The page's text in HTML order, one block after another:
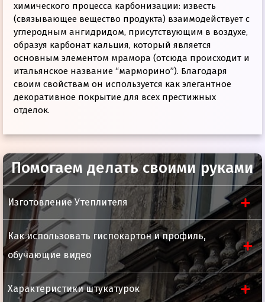
химического процесса карбонизации: известь
(связывающее вещество продукта) взаимодействует с
углеродным ангидридом, присутствующим в воздухе,
образуя карбонат кальция, который является
основным элементом мрамора (отсюда происходит и
итальянское название “марморино”). Благодаря
своим свойствам он используется как элегантное
декоративное покрытие для всех престижных
отделок.
Удельный вес
1,660 кг/л
Вязкость
Тиксотропная
паста
Расход
0,6-0,8 кг/м2
Время высыхания до след. слоя
8-12 часов
Полное высыхание
21 день
Помогаем делать своими руками
Изготовление Утеплителя
Как использовать гиспокартон и профиль,
обучающие видео
Характеристики штукатурок